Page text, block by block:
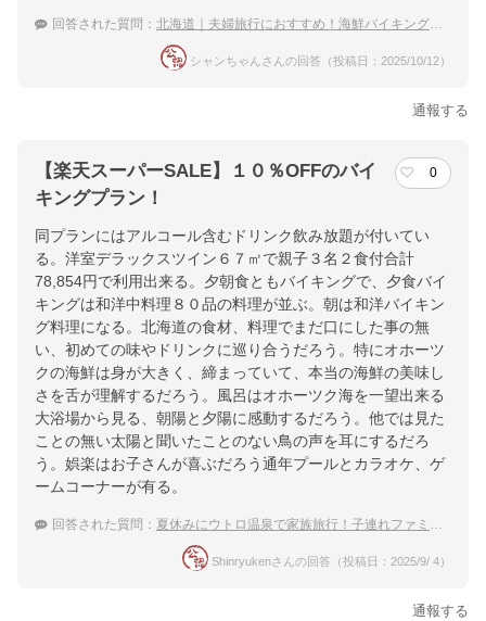
回答された質問： 北海道｜夫婦旅行におすすめ！海鮮バイキングがある宿は？
シャンちゃんさんの回答（投稿日：2025/10/12）
通報する
【楽天スーパーSALE】１０％OFFのバイ
キングプラン！
0
同プランにはアルコール含むドリンク飲み放題が付いてい
る。洋室デラックスツイン６７㎡で親子３名２食付合計
78,854円で利用出来る。夕朝食ともバイキングで、夕食バイ
キングは和洋中料理８０品の料理が並ぶ。朝は和洋バイキン
グ料理になる。北海道の食材、料理でまだ口にした事の無
い、初めての味やドリンクに巡り合うだろう。特にオホーツ
クの海鮮は身が大きく、締まっていて、本当の海鮮の美味し
さを舌が理解するだろう。風呂はオホーツク海を一望出来る
大浴場から見る、朝陽と夕陽に感動するだろう。他では見た
ことの無い太陽と聞いたことのない鳥の声を耳にするだろ
う。娯楽はお子さんが喜ぶだろう通年プールとカラオケ、ゲ
ームコーナーが有る。
回答された質問： 夏休みにウトロ温泉で家族旅行！子連れファミリーに人気の温泉宿は？
Shinryukenさんの回答（投稿日：2025/9/ 4）
通報する